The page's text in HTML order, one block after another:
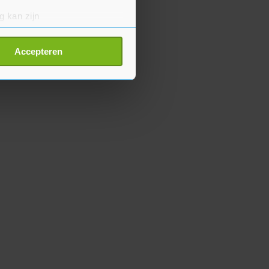
kan zijn
detailgedeelte
Accepteren